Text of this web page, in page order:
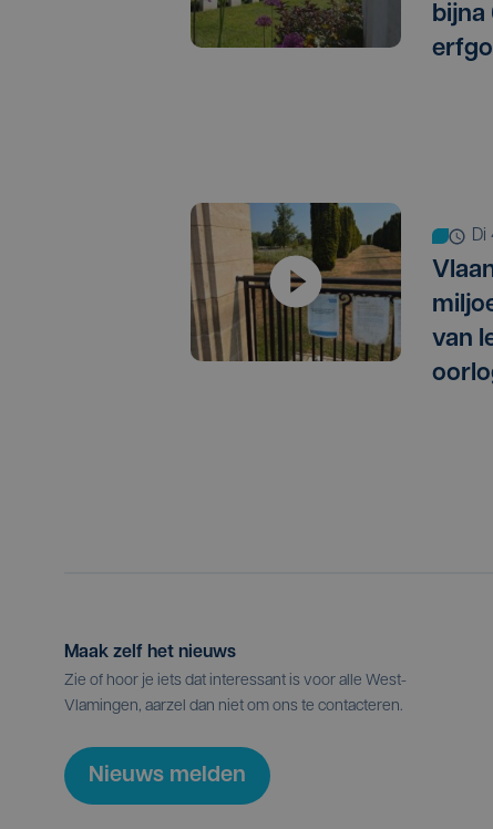
bijna
van
Maak zelf het nieuws
Zie of hoor je iets dat interessant is voor alle West-
Vlamingen, aarzel dan niet om ons te contacteren.
Nieuws melden